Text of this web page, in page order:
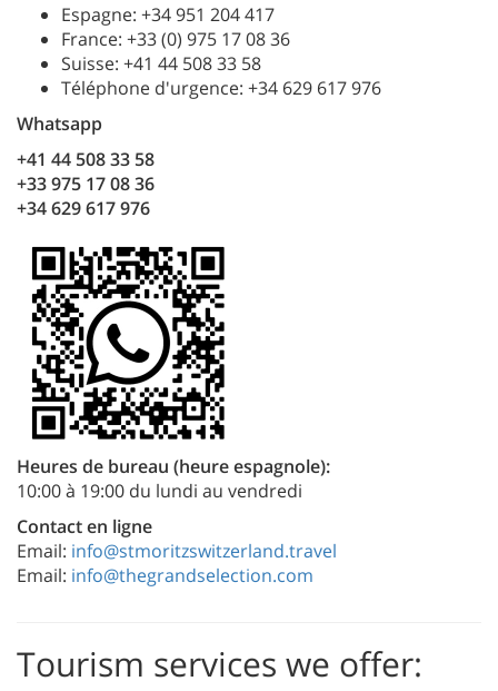
Espagne: +34 951 204 417
France: +33 (0) 975 17 08 36
Suisse: +41 44 508 33 58
Téléphone d'urgence: +34 629 617 976
Whatsapp
+41 44 508 33 58
+33 975 17 08 36
+34 629 617 976
Heures de bureau (heure espagnole):
10:00 à 19:00 du lundi au vendredi
Contact en ligne
Email: info@stmoritzswitzerland.travel
Email: info@thegrandselection.com
Tourism services we offer: